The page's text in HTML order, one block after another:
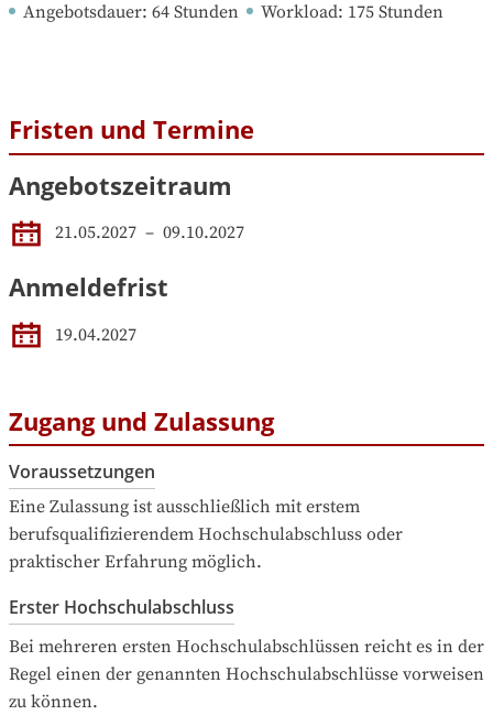
Angebotsdauer: 64 Stunden Workload: 175 Stunden
Fristen und Termine
Angebotszeitraum
21.05.2027 – 09.10.2027
Anmeldefrist
19.04.2027
Zugang und Zulassung
Voraussetzungen
Eine Zulassung ist ausschließlich mit erstem
berufsqualifizierendem Hochschulabschluss oder
praktischer Erfahrung möglich.
Erster Hochschulabschluss
Bei mehreren ersten Hochschulabschlüssen reicht es in der
Regel einen der genannten Hochschulabschlüsse vorweisen
zu können.